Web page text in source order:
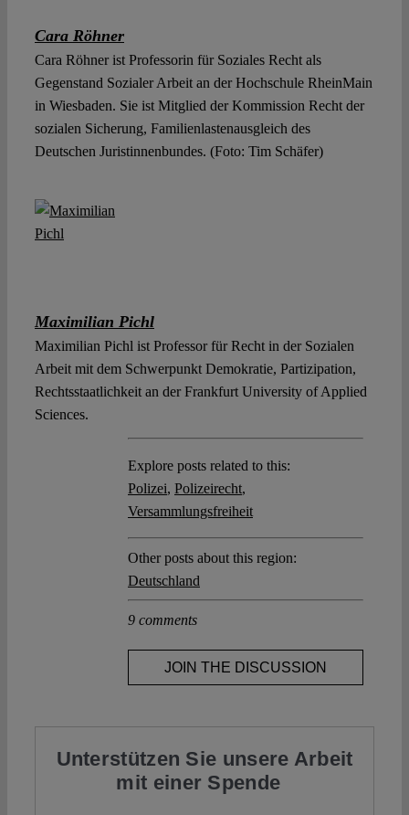
Cara Röhner
Cara Röhner ist Professorin für Soziales Recht als
Gegenstand Sozialer Arbeit an der Hochschule RheinMain
in Wiesbaden. Sie ist Mitglied der Kommission Recht der
sozialen Sicherung, Familienlastenausgleich des
Deutschen Juristinnenbundes. (Foto: Tim Schäfer)
Maximilian Pichl
Maximilian Pichl ist Professor für Recht in der Sozialen
Arbeit mit dem Schwerpunkt Demokratie, Partizipation,
Rechtsstaatlichkeit an der Frankfurt University of Applied
Sciences.
Explore posts related to this:
Polizei, Polizeirecht,
Versammlungsfreiheit
Other posts about this region:
Deutschland
9 comments
JOIN THE DISCUSSION
Unterstützen Sie unsere Arbeit
mit einer Spende